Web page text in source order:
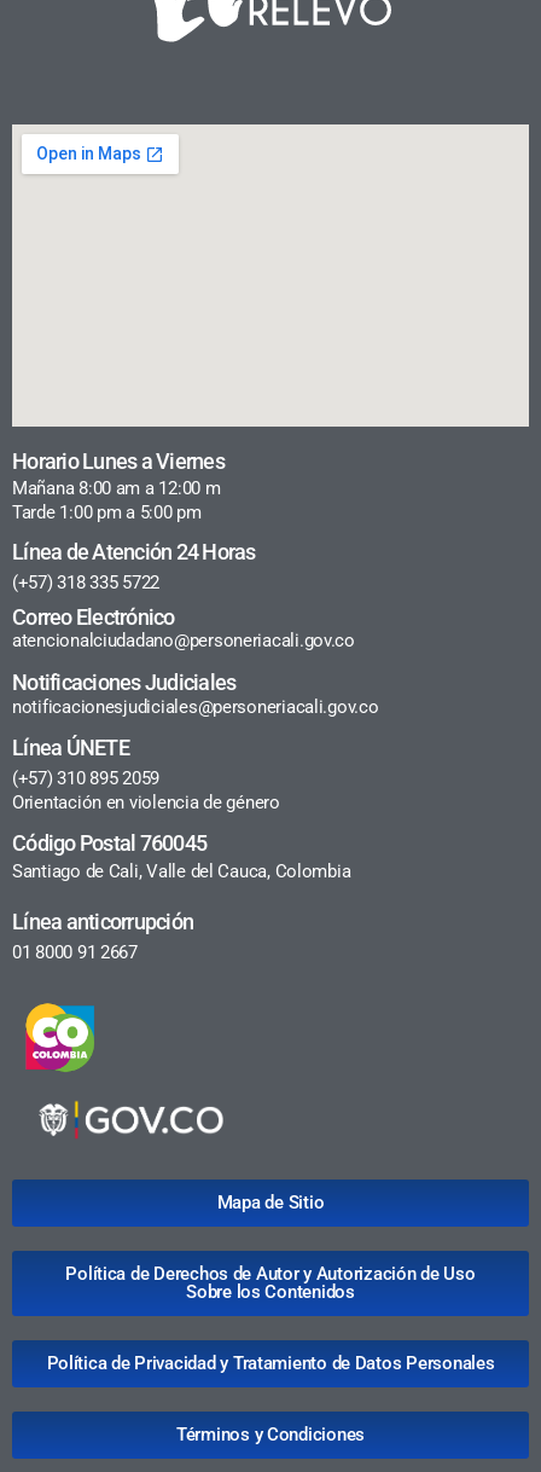
Horario Lunes a Viernes
Mañana 8:00 am a 12:00 m
Tarde 1:00 pm a 5:00 pm
Línea de Atención 24 Horas
(+57) 318 335 5722
Correo Electrónico
atencionalciudadano@personeriacali.gov.co
Notificaciones Judiciales
notificacionesjudiciales@personeriacali.gov.co
Línea ÚNETE
(+57) 310 895 2059
Orientación en violencia de género
Código Postal 760045
Santiago de Cali, Valle del Cauca, Colombia
Línea anticorrupción
01 8000 91 2667
Mapa de Sitio
Política de Derechos de Autor y Autorización de Uso
Sobre los Contenidos
Política de Privacidad y Tratamiento de Datos Personales
Términos y Condiciones